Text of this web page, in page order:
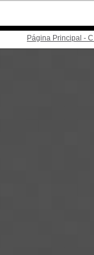
Página Principal -